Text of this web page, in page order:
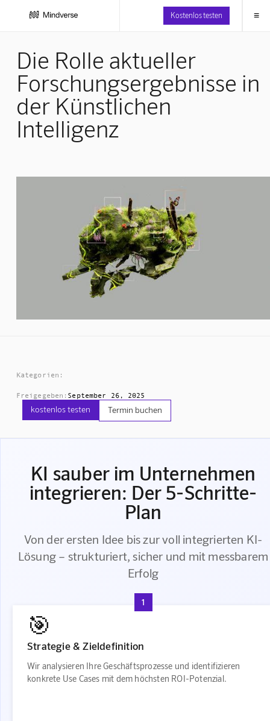
Kostenlos testen ≡
Die Rolle aktueller
Forschungsergebnisse in
der Künstlichen
Intelligenz
Kategorien:
Freigegeben: September 26, 2025
kostenlos testen Termin buchen
KI sauber im Unternehmen
integrieren: Der 5-Schritte-
Plan
Von der ersten Idee bis zur voll integrierten KI-
Lösung – strukturiert, sicher und mit messbarem
Erfolg
1
🎯
Strategie & Zieldefinition
Wir analysieren Ihre Geschäftsprozesse und identifizieren
konkrete Use Cases mit dem höchsten ROI-Potenzial.